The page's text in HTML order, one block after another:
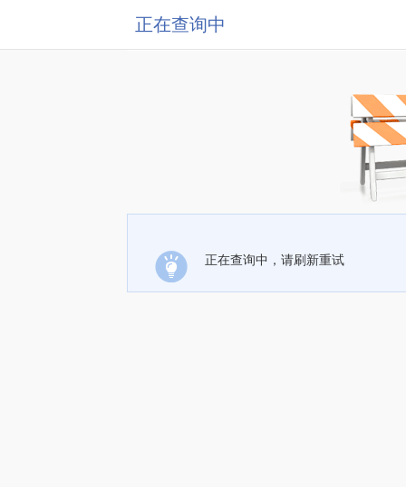
正在查询中
正在查询中，请刷新重试